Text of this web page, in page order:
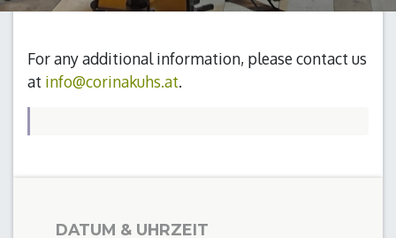
For any additional information, please contact us
at info@corinakuhs.at.
DATUM & UHRZEIT